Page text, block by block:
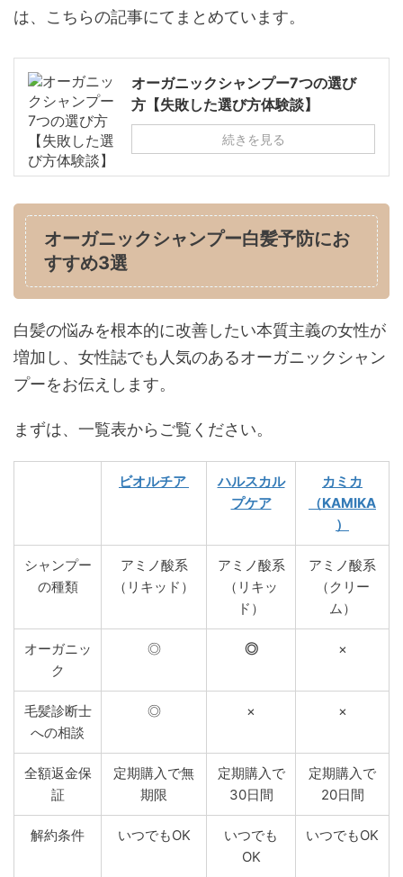
は、こちらの記事にてまとめています。
オーガニックシャンプー7つの選び
方【失敗した選び方体験談】
続きを見る
オーガニックシャンプー白髪予防にお
すすめ3選
白髪の悩みを根本的に改善したい本質主義の女性が
増加し、女性誌でも人気のあるオーガニックシャン
プーをお伝えします。
まずは、一覧表からご覧ください。
ビオルチア
ハルスカル
プケア
カミカ
（KAMIKA
）
シャンプー
の種類
アミノ酸系
（リキッド）
アミノ酸系
（リキッ
ド）
アミノ酸系
（クリー
ム）
オーガニッ
ク
◎ ◎ ×
毛髪診断士
への相談
◎ × ×
全額返金保
証
定期購入で無
期限
定期購入で
30日間
定期購入で
20日間
解約条件 いつでもOK
いつでも
OK
いつでもOK